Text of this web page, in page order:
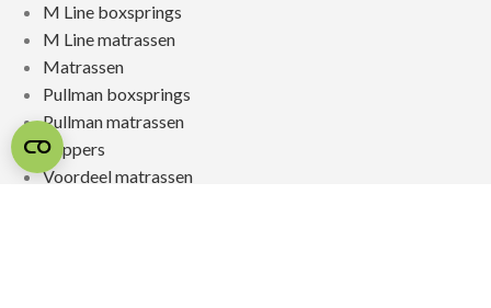
M Line boxsprings
M Line matrassen
Matrassen
Pullman boxsprings
Pullman matrassen
Toppers
Voordeel matrassen